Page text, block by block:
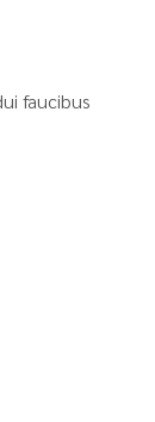
faucibus